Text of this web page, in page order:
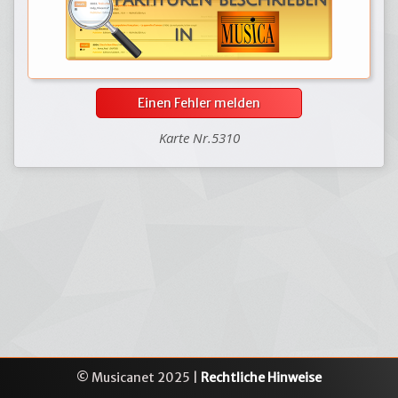
Einen Fehler melden
Karte Nr.5310
© Musicanet 2025 | Rechtliche Hinweise